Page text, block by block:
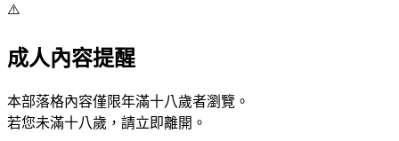
⚠️
成人內容提醒
本部落格內容僅限年滿十八歲者瀏覽。
若您未滿十八歲，請立即離開。